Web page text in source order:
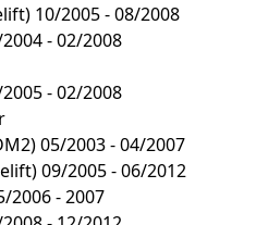
10/2005 - 08/2008
- 02/2008
- 02/2008
05/2003 - 04/2007
09/2005 - 06/2012
2006 - 2007